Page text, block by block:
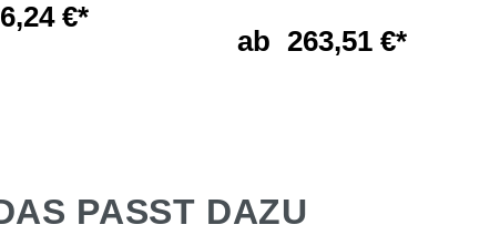
6,24 €*
ab 263,51 €*
PASST DAZU